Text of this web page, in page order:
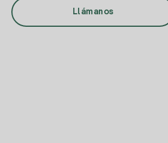
Llámanos